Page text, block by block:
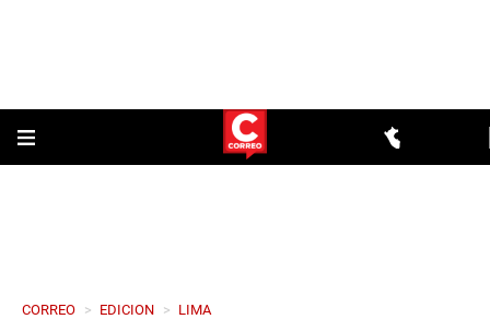
CORREO > EDICION > LIMA